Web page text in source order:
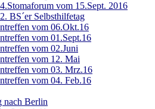
vom 15.Sept. 2016
BS´er Selbsthilfetag
vom 06.Okt.16
vom 01.Sept.16
vom 02.Juni
vom 12. Mai
vom 03. Mrz.16
vom 04. Feb.16
nach Berlin